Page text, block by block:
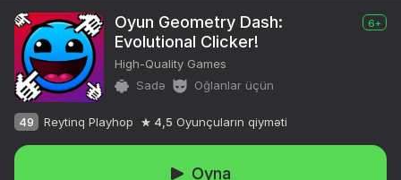
Oyun Geometry Dash:
Evolutional Clicker!
6+
High-Quality Games
Sadə
Oğlanlar üçün
49 Reytinq Playhop 4,5 Oyunçuların qiyməti
Oyna